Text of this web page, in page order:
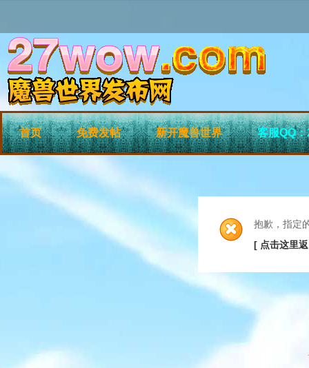
首页 免费发帖 新开魔兽世界 客服QQ
抱歉，指定
[ 点击这里